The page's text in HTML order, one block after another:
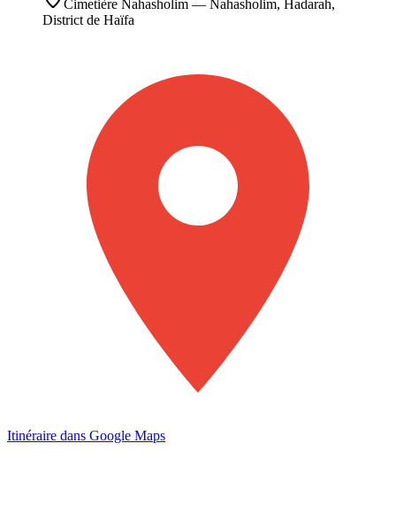
Cimetière Nahasholim — Nahasholim, Hadarah,
District de Haïfa
Itinéraire dans Google Maps